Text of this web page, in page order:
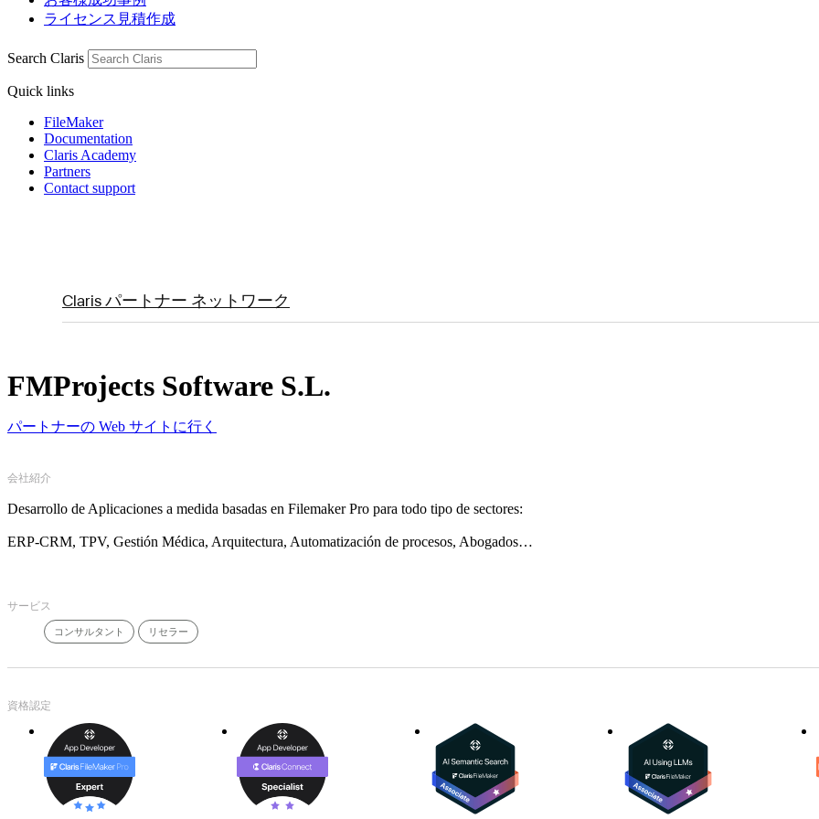
ライセンス見積作成
Search Claris
Quick links
FileMaker
Documentation
Claris Academy
Partners
Contact support
Claris パートナー ネットワーク
FMProjects Software S.L.
パートナーの Web サイトに行く
会社紹介
Desarrollo de Aplicaciones a medida basadas en Filemaker Pro para todo tipo de sectores:
ERP-CRM, TPV, Gestión Médica, Arquitectura, Automatización de procesos, Abogados…
サービス
コンサルタント リセラー
資格認定